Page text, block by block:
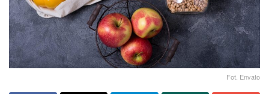
Fot. Envato